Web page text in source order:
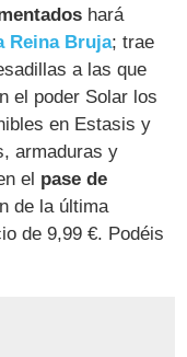
hará
Reina Bruja; trae
a las que
el poder Solar los
en Estasis y
armaduras y
el pase de
de la última
de 9,99 €. Podéis